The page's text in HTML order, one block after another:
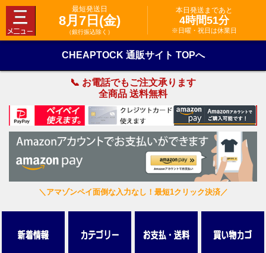
最短発送日
8月7日(金)
（銀行振込除く）
本日発送まであと
4時間51分
※日曜・祝日は休業日
CHEAPTOCK 通販サイト TOPへ
📞 お電話でもご注文承ります
全商品 送料無料
＼アマゾンペイ面倒な入力なし！最短1クリック決済／